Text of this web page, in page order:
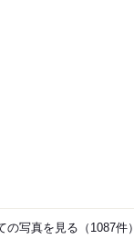
の写真を見る（1087件）